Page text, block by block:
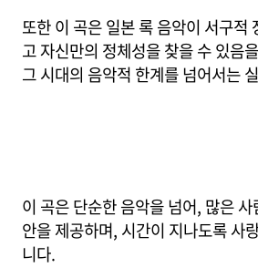
또한 이 곡은 일본 록 음악이 서구적
고 자신만의 정체성을 찾을 수 있음
그 시대의 음악적 한계를 넘어서는
이 곡은 단순한 음악을 넘어, 많은
안을 제공하며, 시간이 지나도록 사
니다.